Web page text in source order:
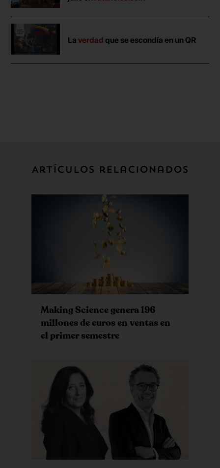
Laverdad que se escondía en un QR
Artículos relacionados
Making Science genera 196
millones de euros en ventas en
el primer semestre